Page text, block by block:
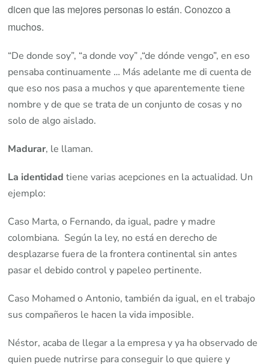
dicen que las mejores personas lo están. Conozco a
muchos.
“De donde soy”, “a donde voy” ,“de dónde vengo”, en eso
pensaba continuamente … Más adelante me di cuenta de
que eso nos pasa a muchos y que aparentemente tiene
nombre y de que se trata de un conjunto de cosas y no
solo de algo aislado.
Madurar, le llaman.
La identidad tiene varias acepciones en la actualidad. Un
ejemplo:
Caso Marta, o Fernando, da igual, padre y madre
colombiana. Según la ley, no está en derecho de
desplazarse fuera de la frontera continental sin antes
pasar el debido control y papeleo pertinente.
Caso Mohamed o Antonio, también da igual, en el trabajo
sus compañeros le hacen la vida imposible.
Néstor, acaba de llegar a la empresa y ya ha observado de
quien puede nutrirse para conseguir lo que quiere y